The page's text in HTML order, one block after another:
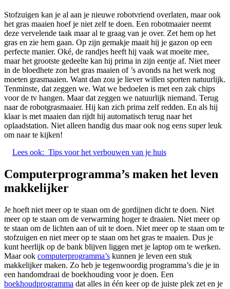
Stofzuigen kan je al aan je nieuwe robotvriend overlaten, maar ook
het gras maaien hoef je niet zelf te doen. Een robotmaaier neemt
deze vervelende taak maar al te graag van je over. Zet hem op het
gras en zie hem gaan. Op zijn gemakje maait hij je gazon op een
perfecte manier. Oké, de randjes heeft hij vaak wat moeite mee,
maar het grootste gedeelte kan hij prima in zijn eentje af. Niet meer
in de bloedhete zon het gras maaien of ’s avonds na het werk nog
moeten grasmaaien. Want dan zou je liever willen sporten natuurlijk.
Tenminste, dat zeggen we. Wat we bedoelen is met een zak chips
voor de tv hangen. Maar dat zeggen we natuurlijk niemand. Terug
naar de robotgrasmaaier. Hij kan zich prima zelf redden. En als hij
klaar is met maaien dan rijdt hij automatisch terug naar het
oplaadstation. Niet alleen handig dus maar ook nog eens super leuk
om naar te kijken!
Lees ook: Tips voor het verbouwen van je huis
Computerprogramma’s maken het leven
makkelijker
Je hoeft niet meer op te staan om de gordijnen dicht te doen. Niet
meer op te staan om de verwarming hoger te draaien. Niet meer op
te staan om de lichten aan of uit te doen. Niet meer op te staan om te
stofzuigen en niet meer op te staan om het gras te maaien. Dus je
kunt heerlijk op de bank blijven liggen met je laptop om te werken.
Maar ook computerprogramma’s kunnen je leven een stuk
makkelijker maken. Zo heb je tegenwoordig programma’s die je in
een handomdraai de boekhouding voor je doen. Een
boekhoudprogramma dat alles in één keer op de juiste plek zet en je